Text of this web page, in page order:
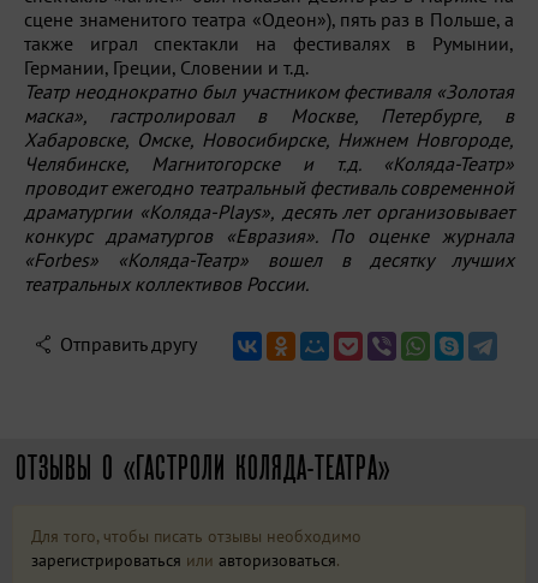
сцене знаменитого театра «Одеон»), пять раз в Польше, а
также играл спектакли на фестивалях в Румынии,
Германии, Греции, Словении и т.д.
Театр неоднократно был участником фестиваля «Золотая
маска», гастролировал в Москве, Петербурге, в
Хабаровске, Омске, Новосибирске, Нижнем Новгороде,
Челябинске, Магнитогорске и т.д. «Коляда-Театр»
проводит ежегодно театральный фестиваль современной
драматургии «Коляда-Plays», десять лет организовывает
конкурс драматургов «Евразия». По оценке журнала
«Forbes» «Коляда-Театр» вошел в десятку лучших
театральных коллективов России.
Отправить другу
ОТЗЫВЫ О «ГАСТРОЛИ КОЛЯДА-ТЕАТРА»
Для того, чтобы писать отзывы необходимо
зарегистрироваться или авторизоваться.